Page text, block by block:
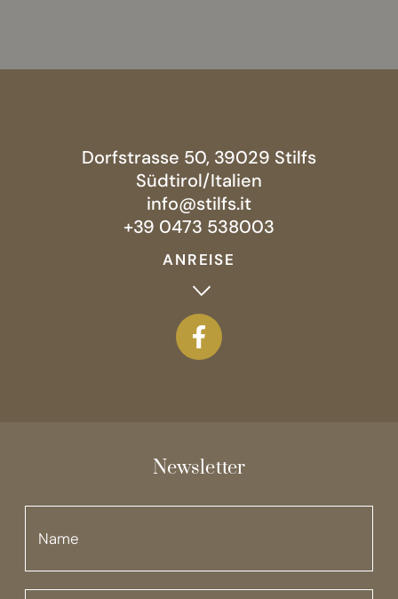
Dorfstrasse 50, 39029 Stilfs
Südtirol/Italien
info@stilfs.it
+39 0473 538003
ANREISE
Newsletter